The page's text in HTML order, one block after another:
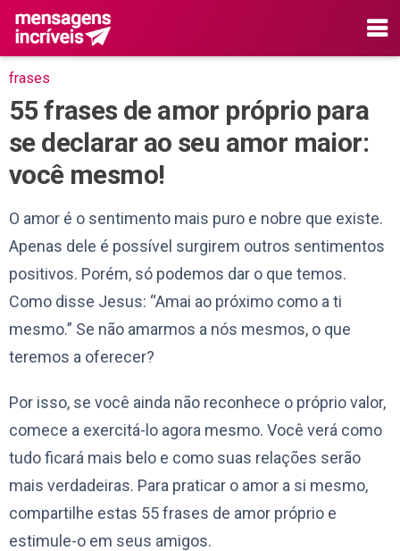
frases
55 frases de amor próprio para
se declarar ao seu amor maior:
você mesmo!
O amor é o sentimento mais puro e nobre que existe.
Apenas dele é possível surgirem outros sentimentos
positivos. Porém, só podemos dar o que temos.
Como disse Jesus: “Amai ao próximo como a ti
mesmo.” Se não amarmos a nós mesmos, o que
teremos a oferecer?
Por isso, se você ainda não reconhece o próprio valor,
comece a exercitá-lo agora mesmo. Você verá como
tudo ficará mais belo e como suas relações serão
mais verdadeiras. Para praticar o amor a si mesmo,
compartilhe estas 55 frases de amor próprio e
estimule-o em seus amigos.